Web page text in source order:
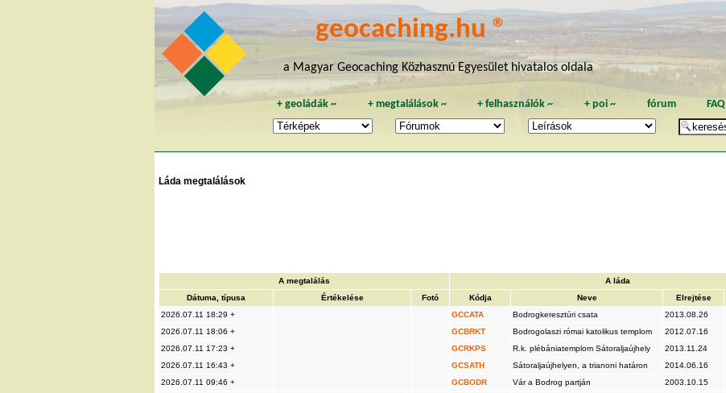
geocaching.hu ®
a Magyar Geocaching Közhasznú Egyesület hivatalos oldala
+geoládák ~ + megtalálások~ +felhasználók ~ + poi~ fórum FAQ
Láda megtalálások
A megtalálás A láda
Dátuma, típusa
Értékelése Fotó Kódja Neve Elrejtése
2026.07.11 18:29 +
GCCATA Bodrogkeresztúri csata 2013.08.26
2026.07.11 18:06 +
GCBRKT Bodrogolaszi római katolikus templom 2012.07.16
2026.07.11 17:23 +
GCRKPS R.k. plébániatemplom Sátoraljaújhely 2013.11.24
2026.07.11 16:43 +
GCSATH Sátoraljaújhelyen, a trianoni határon 2014.06.16
2026.07.11 09:46 +
GCBODR Vár a Bodrog partján 2003.10.15